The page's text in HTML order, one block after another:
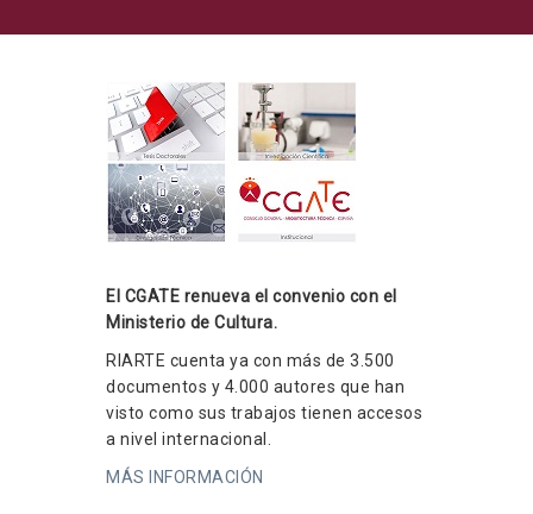
El CGATE renueva el convenio con el
Ministerio de Cultura.
RIARTE cuenta ya con más de 3.500
documentos y 4.000 autores que han
visto como sus trabajos tienen accesos
a nivel internacional.
MÁS INFORMACIÓN